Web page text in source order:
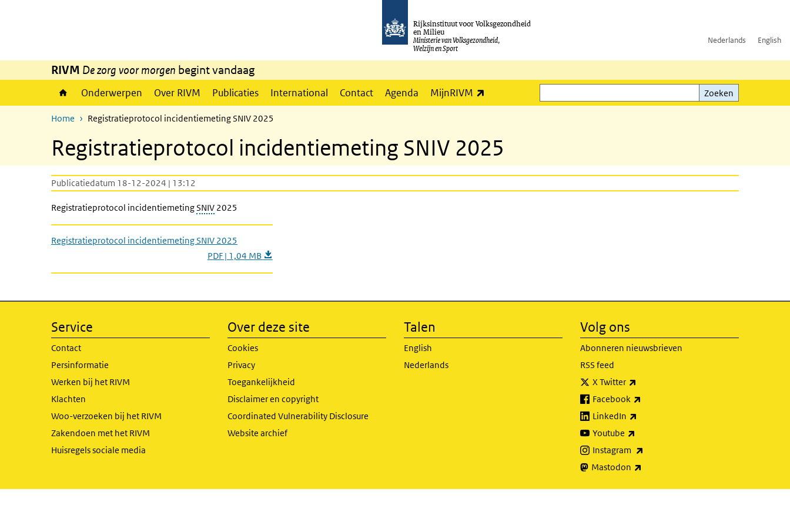
Rijksinstituut voor Volksgezondheid
en Milieu
Ministerie van Volksgezondheid,
Welzijn en Sport
Nederlands English
RIVM De zorg voor morgen begint vandaag
Onderwerpen Over RIVM Publicaties International Contact Agenda MijnRIVM
Zoeken
Zoeken
Home Registratieprotocol incidentiemeting SNIV 2025
Registratieprotocol incidentiemeting SNIV 2025
Publicatiedatum 18-12-2024 | 13:12
Registratieprotocol incidentiemetingSNIV 2025
Registratieprotocol incidentiemeting SNIV 2025
PDF | 1,04 MB
Service
Contact
Persinformatie
Werken bij het RIVM
Klachten
Woo-verzoeken bij het RIVM
Zakendoen met het RIVM
Huisregels sociale media
Over deze site
Cookies
Privacy
Toegankelijkheid
Disclaimer en copyright
Coordinated Vulnerability Disclosure
Website archief
Talen
English
Nederlands
Volg ons
Abonneren nieuwsbrieven
RSS feed
X Twitter
Facebook
LinkedIn
Youtube
Instagram
Mastodon